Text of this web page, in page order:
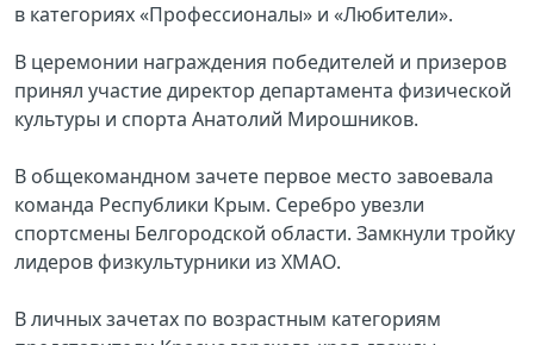
в категориях «Профессионалы» и «Любители».
В церемонии награждения победителей и призеров
принял участие директор департамента физической
культуры и спорта Анатолий Мирошников.
В общекомандном зачете первое место завоевала
команда Республики Крым. Серебро увезли
спортсмены Белгородской области. Замкнули тройку
лидеров физкультурники из ХМАО.
В личных зачетах по возрастным категориям